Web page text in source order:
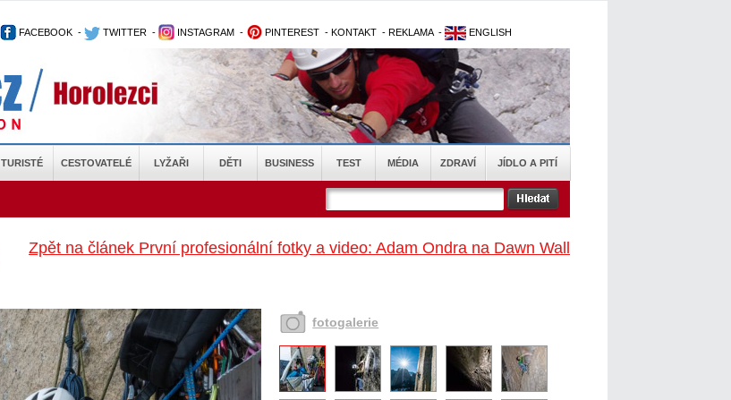
FACEBOOK - TWITTER - INSTAGRAM - PINTEREST - KONTAKT - REKLAMA - ENGLISH
TURISTÉ CESTOVATELÉ LYŽAŘI DĚTI BUSINESS TEST MÉDIA ZDRAVÍ JÍDLO A PITÍ
Zpět na článek První profesionální fotky a video: Adam Ondra na Dawn Wall
fotogalerie